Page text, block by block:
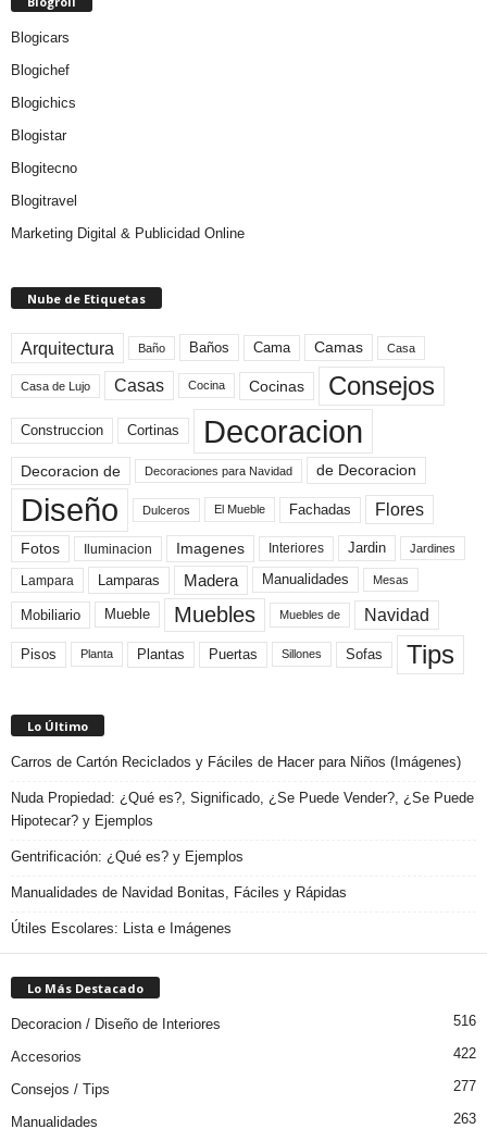
Blogicars
Blogichef
Blogichics
Blogistar
Blogitecno
Blogitravel
Marketing Digital & Publicidad Online
Nube de Etiquetas
Arquitectura Baño Baños Cama Camas Casa
Casa de Lujo Casas Cocina Cocinas Consejos
Construccion Cortinas Decoracion
Decoracion de Decoraciones para Navidad de Decoracion
Diseño Dulceros El Mueble Fachadas Flores
Fotos Iluminacion Imagenes Interiores Jardin Jardines
Lampara Lamparas Madera Manualidades Mesas
Mobiliario Mueble Muebles Muebles de Navidad
Pisos Planta Plantas Puertas Sillones Sofas Tips
Lo Último
Carros de Cartón Reciclados y Fáciles de Hacer para Niños (Imágenes)
Nuda Propiedad: ¿Qué es?, Significado, ¿Se Puede Vender?, ¿Se Puede
Hipotecar? y Ejemplos
Gentrificación: ¿Qué es? y Ejemplos
Manualidades de Navidad Bonitas, Fáciles y Rápidas
Útiles Escolares: Lista e Imágenes
Lo Más Destacado
Decoracion / Diseño de Interiores 516
Accesorios 422
Consejos / Tips 277
Manualidades 263